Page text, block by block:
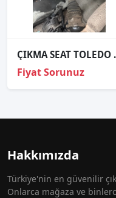
Fiyat Sorunuz
Hakkımızda
Türkiye'nin en güvenilir
Onlarca mağaza ve